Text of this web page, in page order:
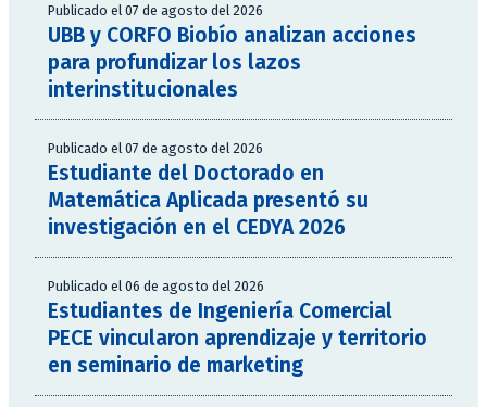
Publicado el 07 de agosto del 2026
UBB y CORFO Biobío analizan acciones
para profundizar los lazos
interinstitucionales
Publicado el 07 de agosto del 2026
Estudiante del Doctorado en
Matemática Aplicada presentó su
investigación en el CEDYA 2026
Publicado el 06 de agosto del 2026
Estudiantes de Ingeniería Comercial
PECE vincularon aprendizaje y territorio
en seminario de marketing